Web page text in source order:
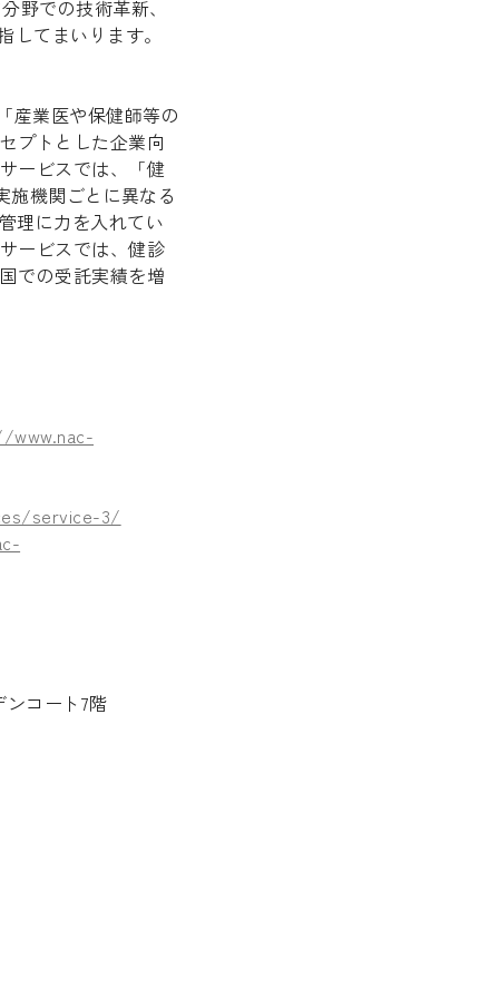
野での技術革新、
てまいります。
産業医や保健師等の
プトとした企業向
ービスでは、「健
施機関ごとに異なる
理に力を入れてい
ービスでは、健診
での受託実績を増
service-3/
コート7階